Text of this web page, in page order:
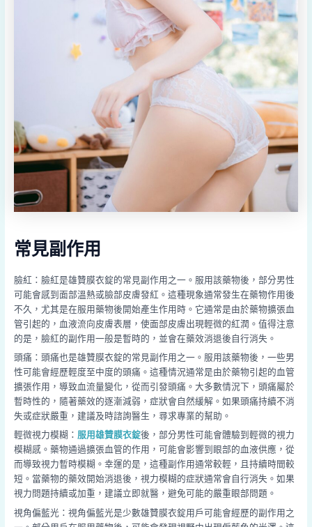
常見副作用
臉紅：臉紅是雄贊膜衣錠的常見副作用之一。服用該藥物後，部分男性
可能會感到面部溫熱或臉部皮膚發紅。這種現象通常發生在藥物作用後
不久，尤其是在服用藥物後開始產生作用時。它通常是由於藥物擴張血
管引起的，血液流向皮膚表層，使面部皮膚出現輕微的紅潤。值得注意
的是，臉紅的副作用一般是暫時的，並會在藥效消退後自行消失。
頭痛：頭痛也是雄贊膜衣錠的常見副作用之一。服用該藥物後，一些男
性可能會經歷輕度至中度的頭痛。這種情況通常是由於藥物引起的血管
擴張作用，導致血流量變化，從而引發頭痛。大多數情況下，頭痛屬於
暫時性的，隨著藥效的逐漸減弱，症狀會自然緩解。如果頭痛持續不消
失或症狀嚴重，建議及時諮詢醫生，尋求專業的幫助。
輕微視力模糊： 服用雄贊膜衣錠後，部分男性可能會體驗到輕微的視力
模糊感。藥物通過擴張血管的作用，可能會影響到眼部的血液供應，從
而導致視力暫時模糊。幸運的是，這種副作用通常較輕，且持續時間較
短。當藥物的藥效開始消退後，視力模糊的症狀通常會自行消失。如果
視力問題持續或加重，建議立即就醫，避免可能的嚴重眼部問題。
視角偏藍光：視角偏藍光是少數雄贊膜衣錠用戶可能會經歷的副作用之